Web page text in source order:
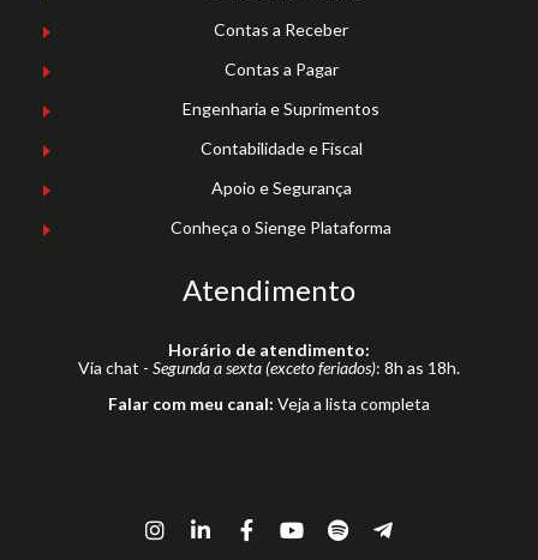
Contas a Receber
Contas a Pagar
Engenharia e Suprimentos
Contabilidade e Fiscal
Apoio e Segurança
Conheça o Sienge Plataforma
Atendimento
Horário de atendimento:
Via chat - Segunda a sexta (exceto feriados): 8h as 18h.
Falar com meu canal: Veja a lista completa